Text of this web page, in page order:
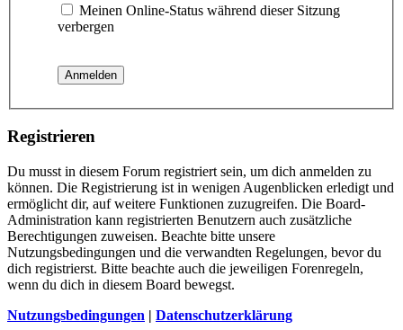
Meinen Online-Status während dieser Sitzung
verbergen
Registrieren
Du musst in diesem Forum registriert sein, um dich anmelden zu
können. Die Registrierung ist in wenigen Augenblicken erledigt und
ermöglicht dir, auf weitere Funktionen zuzugreifen. Die Board-
Administration kann registrierten Benutzern auch zusätzliche
Berechtigungen zuweisen. Beachte bitte unsere
Nutzungsbedingungen und die verwandten Regelungen, bevor du
dich registrierst. Bitte beachte auch die jeweiligen Forenregeln,
wenn du dich in diesem Board bewegst.
Nutzungsbedingungen | Datenschutzerklärung